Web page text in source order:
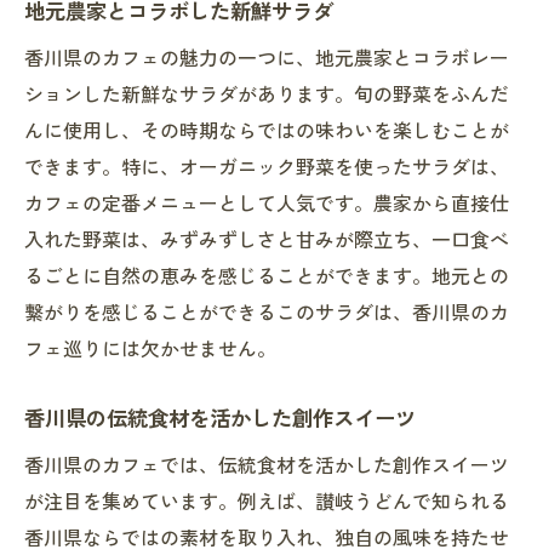
家族連れに優しいカフェスポット
地元のアートを楽しめるカフェ
香川県の風土を感じるカフェの魅力を発見
香川県の伝統的な建物をリノベーションし
たカフェ
自然に囲まれたオープンエアカフェ
香川県の歴史を学べるカフェギャラリー
香川県カフェ巡りで味わう新鮮な食材の贅沢
地元農家とコラボした新鮮サラダ
香川県のカフェの魅力の一つに、地元農家とコラボレー
ションした新鮮なサラダがあります。旬の野菜をふんだ
んに使用し、その時期ならではの味わいを楽しむことが
できます。特に、オーガニック野菜を使ったサラダは、
カフェの定番メニューとして人気です。農家から直接仕
入れた野菜は、みずみずしさと甘みが際立ち、一口食べ
るごとに自然の恵みを感じることができます。地元との
繋がりを感じることができるこのサラダは、香川県のカ
フェ巡りには欠かせません。
香川県の伝統食材を活かした創作スイーツ
香川県のカフェでは、伝統食材を活かした創作スイーツ
が注目を集めています。例えば、讃岐うどんで知られる
香川県ならではの素材を取り入れ、独自の風味を持たせ